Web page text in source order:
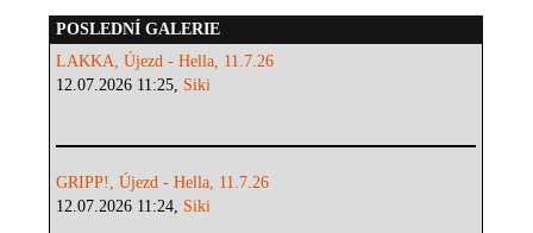
POSLEDNÍ GALERIE
LAKKA, Újezd - Hella, 11.7.26
12.07.2026 11:25, Siki
GRIPP!, Újezd - Hella, 11.7.26
12.07.2026 11:24, Siki